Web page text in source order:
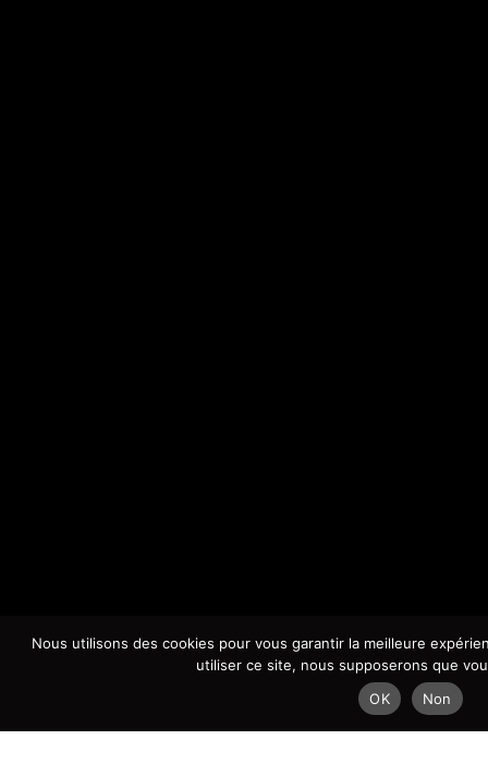
Nous utilisons des cookies pour vous garantir la meilleure
utiliser ce site, nous supposerons que
OK
Non